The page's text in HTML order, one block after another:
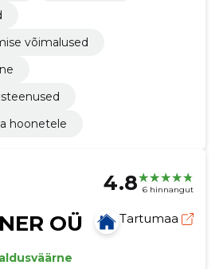
võimalused
hoonetele
4.8 6 hinnangut
OÜ Tartumaa